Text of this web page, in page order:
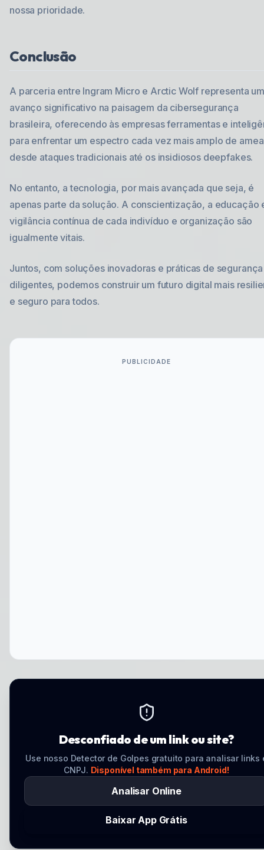
nossa prioridade.
Conclusão
A parceria entre Ingram Micro e Arctic Wolf representa um
avanço significativo na paisagem da cibersegurança
brasileira, oferecendo às empresas ferramentas e
para enfrentar um espectro cada vez mais amplo de
desde ataques tradicionais até os insidiosos deepfakes.
No entanto, a tecnologia, por mais avançada que seja, é
apenas parte da solução. A conscientização, a educação
vigilância contínua de cada indivíduo e organização são
igualmente vitais.
Juntos, com soluções inovadoras e práticas de segurança
diligentes, podemos construir um futuro digital mais
e seguro para todos.
PUBLICIDADE
Desconfiado de um link ou site?
Use nosso Detector de Golpes gratuito para analisar links
CNPJ. Disponível também para Android!
Analisar Online
Baixar App Grátis